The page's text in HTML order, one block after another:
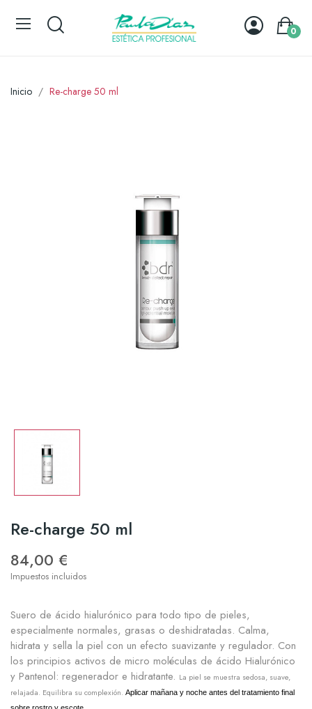
0
Inicio Re-charge 50 ml
Re-charge 50 ml
84,00 €
Impuestos incluidos
Suero de ácido hialurónico para todo tipo de pieles,
especialmente normales, grasas o deshidratadas. Calma,
hidrata y sella la piel con un efecto suavizante y regulador. Con
los principios activos de micro moléculas de ácido Hialurónico
y Pantenol: regenerador e hidratante. La piel se muestra sedosa, suave,
relajada. Equilibra su complexión. Aplicar mañana y noche antes del tratamiento final
sobre rostro y escote.